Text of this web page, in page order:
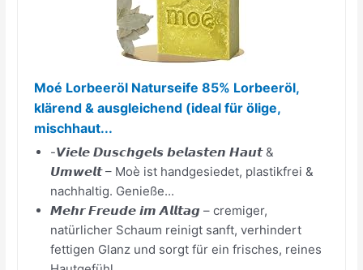
Moé Lorbeeröl Naturseife 85% Lorbeeröl,
klärend & ausgleichend (ideal für ölige,
mischhaut...
-𝙑𝙞𝙚𝙡𝙚 𝘿𝙪𝙨𝙘𝙝𝙜𝙚𝙡𝙨 𝙗𝙚𝙡𝙖𝙨𝙩𝙚𝙣 𝙃𝙖𝙪𝙩 &
𝙐𝙢𝙬𝙚𝙡𝙩 – Moè ist handgesiedet, plastikfrei &
nachhaltig. Genieße...
𝙈𝙚𝙝𝙧 𝙁𝙧𝙚𝙪𝙙𝙚 𝙞𝙢 𝘼𝙡𝙡𝙩𝙖𝙜 – cremiger,
natürlicher Schaum reinigt sanft, verhindert
fettigen Glanz und sorgt für ein frisches, reines